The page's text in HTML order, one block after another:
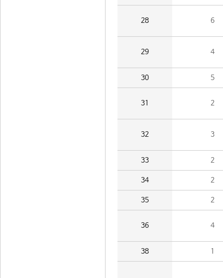
28 6
29 4
30 5
31 2
32 3
33 2
34 2
35 2
36 4
38 1